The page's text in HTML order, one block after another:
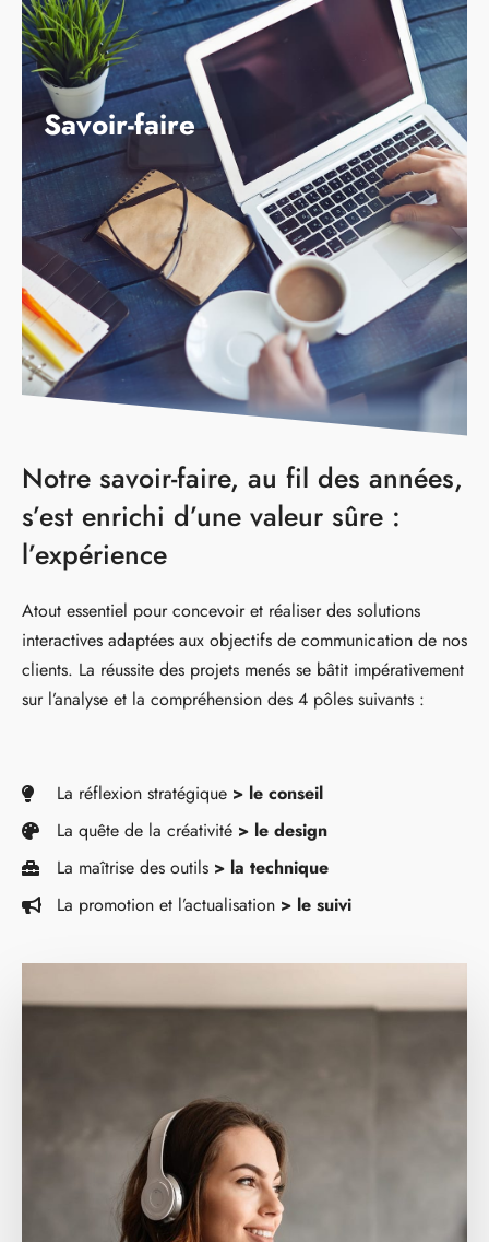
RDSC - 74 RUE BLANCHE - 75009 PARIS -
TEL. 01 42 81 99 71
MENU
Savoir-faire
Notre savoir-faire, au fil des années,
s’est enrichi d’une valeur sûre :
l’expérience
Atout essentiel pour concevoir et réaliser des solutions
interactives adaptées aux objectifs de communication de nos
clients. La réussite des projets menés se bâtit impérativement
sur l’analyse et la compréhension des 4 pôles suivants :
La réflexion stratégique > le conseil
La quête de la créativité > le design
La maîtrise des outils > la technique
La promotion et l’actualisation > le suivi